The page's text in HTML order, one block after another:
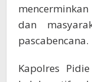
dan
pascabencana.
Kapolres